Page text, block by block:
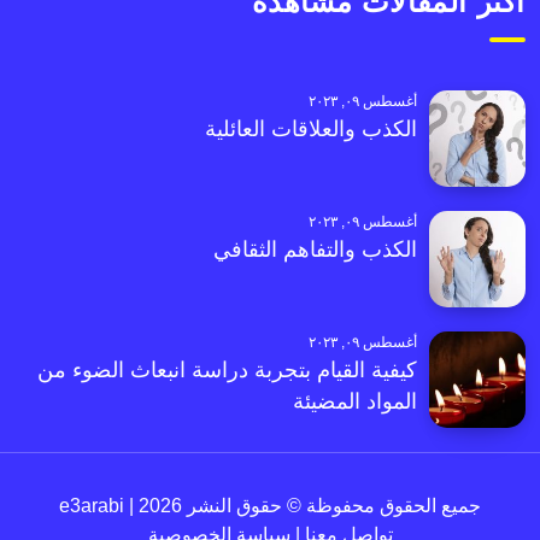
أغسطس ٠٩, ٢٠٢٣
الكذب والعلاقات العائلية
أغسطس ٠٩, ٢٠٢٣
الكذب والتفاهم الثقافي
أغسطس ٠٩, ٢٠٢٣
كيفية القيام بتجربة دراسة انبعاث الضوء من
المواد المضيئة
جميع الحقوق محفوظة © حقوق النشر 2026 | e3arabi
تواصل معنا
سياسة الخصوصية